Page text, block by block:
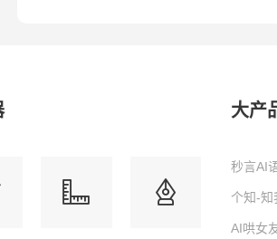
大产
秒言AI
个知-知
AI哄女